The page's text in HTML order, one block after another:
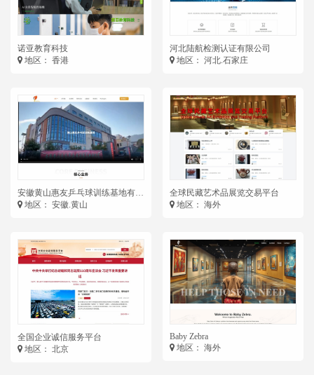
诺亚教育科技
地区： 香港
河北陆航检测认证有限公司
地区： 河北.石家庄
安徽黄山惠友乒乓球训练基地有限
公司地区： 安徽.黄山
全球民藏艺术品展览交易平台
地区： 海外
全国企业诚信服务平台
地区： 北京
Baby Zebra
地区： 海外